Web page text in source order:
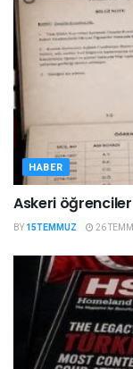
HABER
Askeri
BY 15TEMMUZ 26